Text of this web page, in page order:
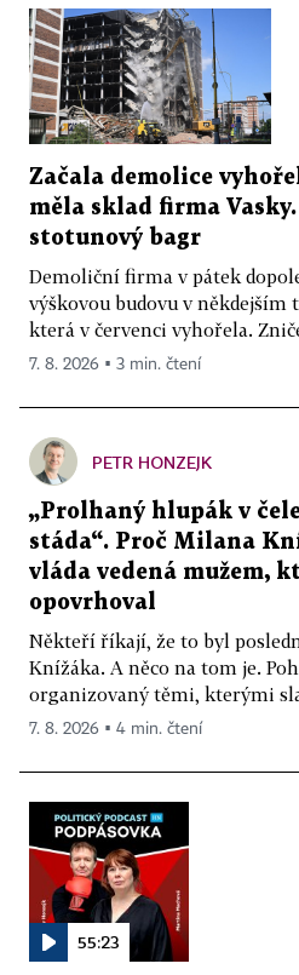
Začala demolice
měla sklad firma
stotunový bagr
Demoliční firma v pátek
výškovou budovu v někdejším
která v červenci vyhořela.
7. 8. 2026 ▪ 3 min. čtení
PETR HONZEJK
„Prolhaný hlupák v
stáda“. Proč Milana
vláda vedená mužem,
opovrhoval
Někteří říkají, že to byl
Knížáka. A něco na tom je.
organizovaný těmi, kterými
7. 8. 2026 ▪ 4 min. čtení
55:23